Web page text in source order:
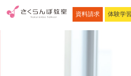
資料請求 体験学習